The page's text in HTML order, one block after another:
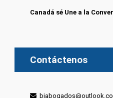
Canadá sé Une a la
Contáctenos